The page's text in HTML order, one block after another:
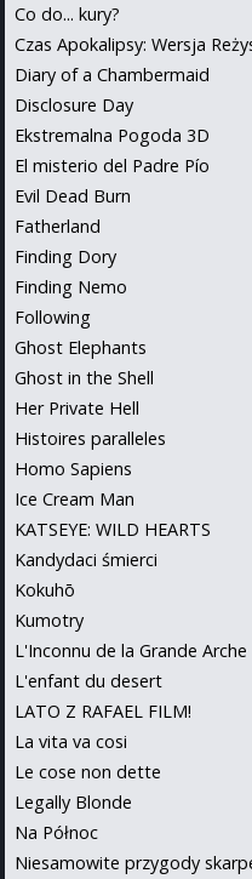
Co do... kury?
Czas Apokalipsy: Wersja
Diary of a Chambermaid
Disclosure Day
Ekstremalna Pogoda 3D
El misterio del Padre Pío
Evil Dead Burn
Fatherland
Finding Dory
Finding Nemo
Following
Ghost Elephants
Ghost in the Shell
Her Private Hell
Histoires paralleles
Homo Sapiens
Ice Cream Man
KATSEYE: WILD HEARTS
Kandydaci śmierci
Kokuhō
Kumotry
L'Inconnu de la Grande Arche
L'enfant du desert
LATO Z RAFAEL FILM!
La vita va cosi
Le cose non dette
Legally Blonde
Na Północ
Niesamowite przygody